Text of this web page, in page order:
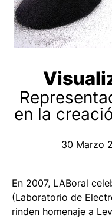
en la
30 Marzo
En 2007, LABoral
(Laboratorio de
rinden homenaje a